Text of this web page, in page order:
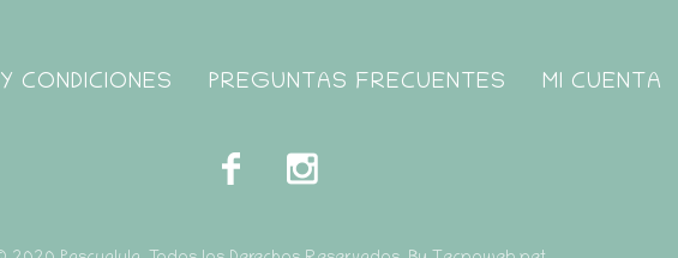
CONDICIONES PREGUNTAS FRECUENTES MI CUENTA